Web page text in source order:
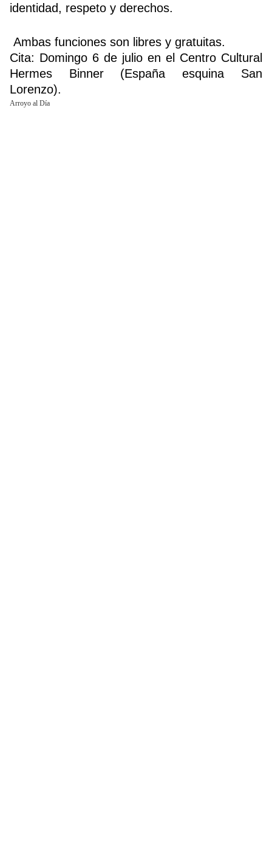
identidad, respeto y derechos.
Ambas funciones son libres y gratuitas.
Cita: Domingo 6 de julio en el Centro Cultural
Hermes Binner (España esquina San
Lorenzo).
Arroyo al Día